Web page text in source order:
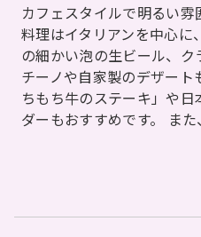
カフェスタイルで明るい雰
料理はイタリアンを中心に
の細かい泡の生ビール、
チーノや自家製のデザート
ちもち牛のステーキ」や
ダーもおすすめです。 ま